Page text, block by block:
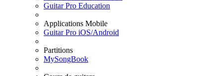
Guitar Pro Education
Applications Mobile
Guitar Pro iOS/Android
Partitions
MySongBook